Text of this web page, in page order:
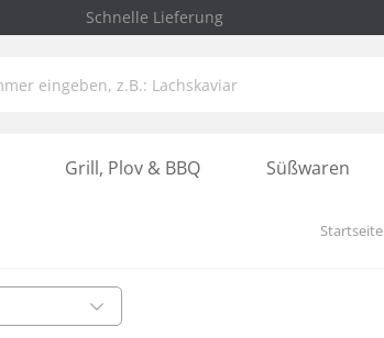
Schnelle Lieferung
Grill, Plov & BBQ Süßwaren
Startseite